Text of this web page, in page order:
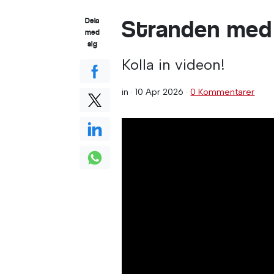
Stranden
Kolla in videon!
in ·10 Apr 2026 ·0 Kommentarer
Dela
med
sig